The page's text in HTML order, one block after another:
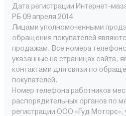
Дата регистрации Интернет-
РБ 09 апреля 2014
Лицами уполномоченными
обращения покупателей
продажам. Все номера
указанные на страницах сайта,
контактами для связи по
покупателей.
Номер телефона работников
распорядительных органов по
регистрации ООО «Гуд